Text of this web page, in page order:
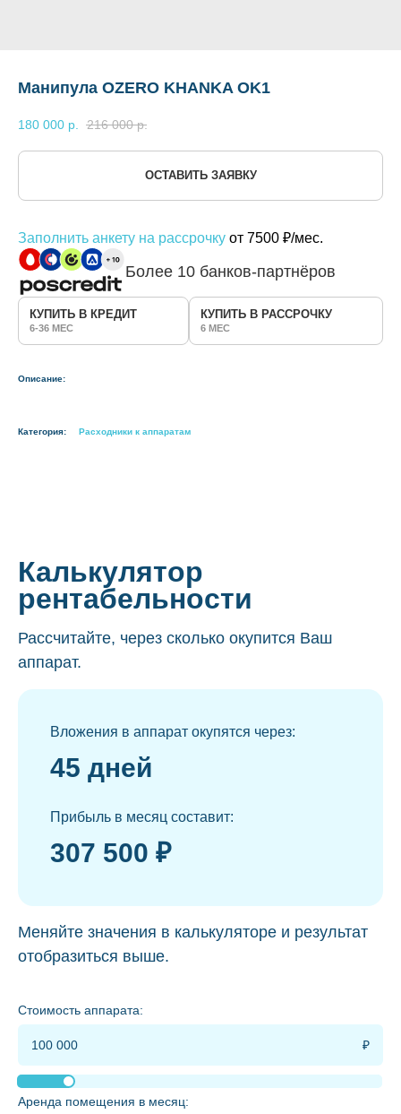
Манипула OZERO KHANKA OK1
180 000 р. 216 000 р.
ОСТАВИТЬ ЗАЯВКУ
Заполнить анкету на рассрочку от 7500 ₽/мес.
Более 10 банков-партнёров
КУПИТЬ В КРЕДИТ
6-36 МЕС
КУПИТЬ В РАССРОЧКУ
6 МЕС
Описание:
Категория: Расходники к аппаратам
Стоимость аппарата:
Аренда помещения в месяц:
Калькулятор
рентабельности
Рассчитайте, через сколько окупится Ваш
аппарат.
Вложения в аппарат окупятся через:
45 дней
Прибыль в месяц составит:
307 500 ₽
Меняйте значения в калькуляторе и результат
отобразиться выше.